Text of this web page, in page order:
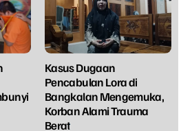
Kasus Dugaan
Pencabulan Lora di
Bangkalan Mengemuka,
Korban Alami Trauma
Berat